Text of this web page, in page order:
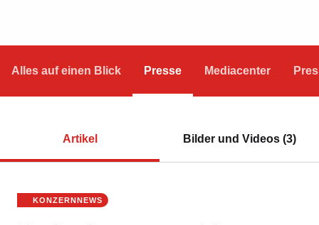
Alles auf einen Blick Presse Mediacenter
Artikel Bilder und Videos (3)
KONZERNNEWS